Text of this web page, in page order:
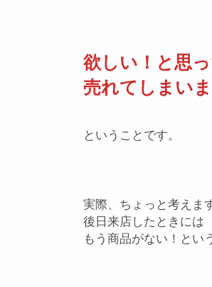
欲しい！と思
売れてしまいま
ということです。
実際、ちょっと考えま
後日来店したときには
もう商品がない！とい